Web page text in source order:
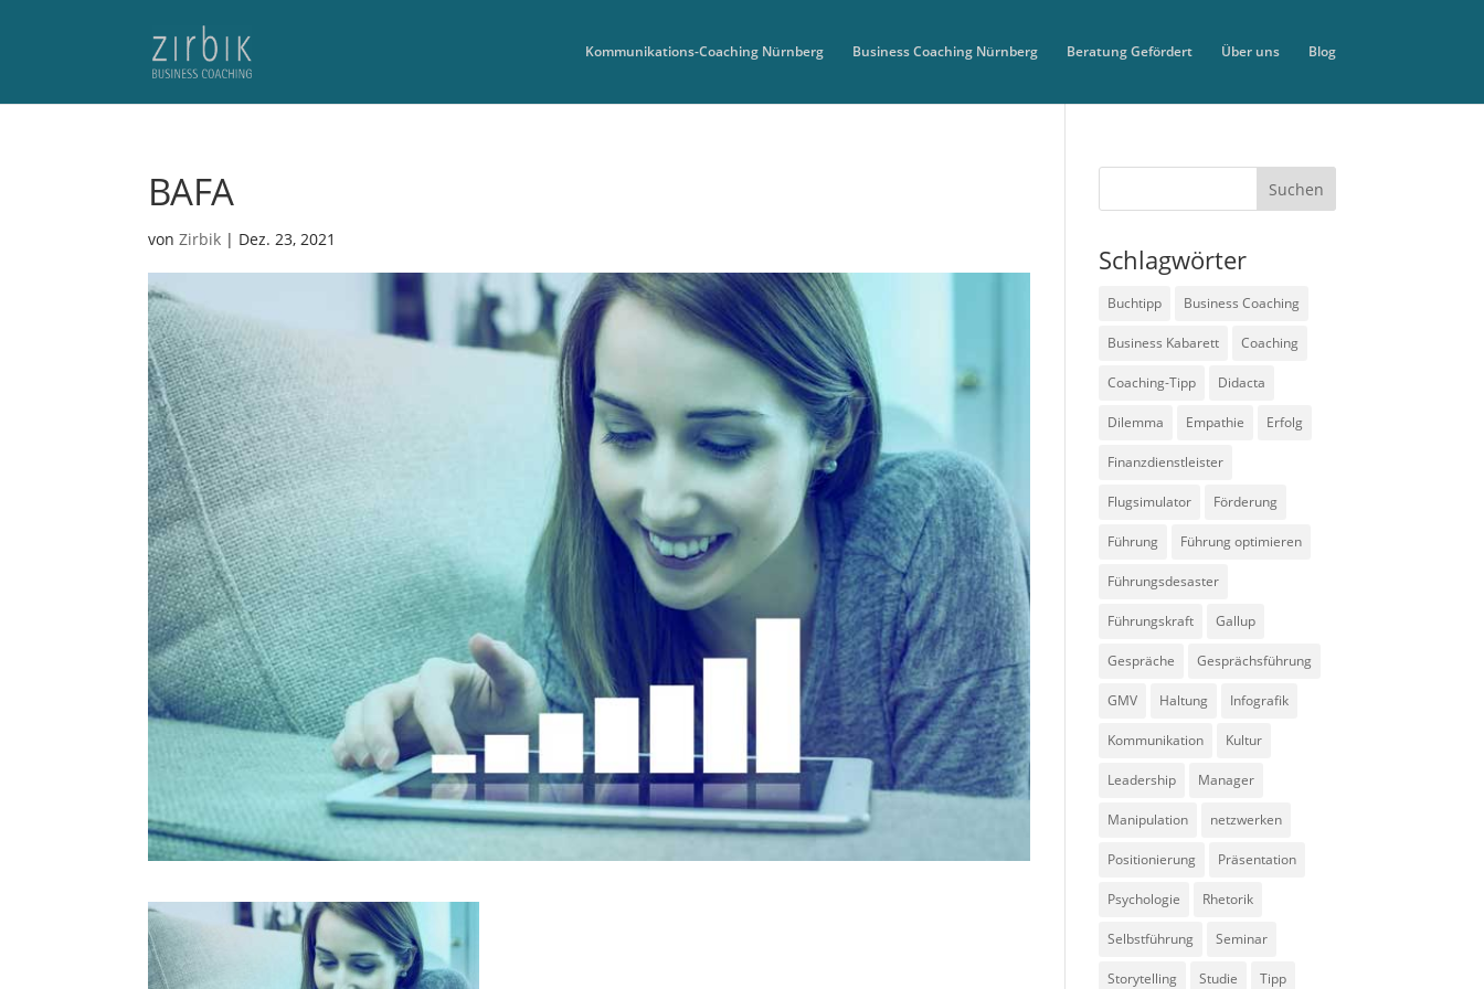
Kommunikations-Coaching Nürnberg Business Coaching Nürnberg Beratung Gefördert Über uns Blog
BAFA
vonZirbik | Dez. 23, 2021
Schlagwörter
Buchtipp Business Coaching
Business Kabarett Coaching
Coaching-Tipp Didacta
Dilemma Empathie Erfolg
Finanzdienstleister
Flugsimulator Förderung
Führung Führung optimieren
Führungsdesaster
Führungskraft Gallup
Gespräche Gesprächsführung
GMV Haltung Infografik
Kommunikation Kultur
Leadership Manager
Manipulation netzwerken
Positionierung Präsentation
Psychologie Rhetorik
Selbstführung Seminar
Storytelling Studie Tipp